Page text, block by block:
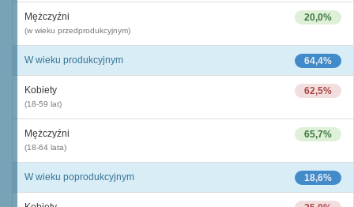
20,0%
Mężczyźni
(w wieku przedprodukcyjnym)
64,4%
W wieku produkcyjnym
62,5%
Kobiety
(18-59 lat)
65,7%
Mężczyźni
(18-64 lata)
18,6%
W wieku poprodukcyjnym